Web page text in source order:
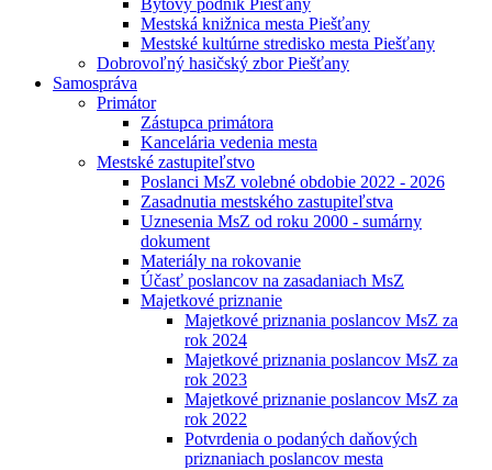
Bytový podnik Piešťany
Mestská knižnica mesta Piešťany
Mestské kultúrne stredisko mesta Piešťany
Dobrovoľný hasičský zbor Piešťany
Samospráva
Primátor
Zástupca primátora
Kancelária vedenia mesta
Mestské zastupiteľstvo
Poslanci MsZ volebné obdobie 2022 - 2026
Zasadnutia mestského zastupiteľstva
Uznesenia MsZ od roku 2000 - sumárny
dokument
Materiály na rokovanie
Účasť poslancov na zasadaniach MsZ
Majetkové priznanie
Majetkové priznania poslancov MsZ za
rok 2024
Majetkové priznania poslancov MsZ za
rok 2023
Majetkové priznanie poslancov MsZ za
rok 2022
Potvrdenia o podaných daňových
priznaniach poslancov mesta